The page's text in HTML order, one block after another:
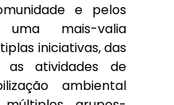
e pelos
mais-valia
iniciativas, das
as atividades de
ambiental